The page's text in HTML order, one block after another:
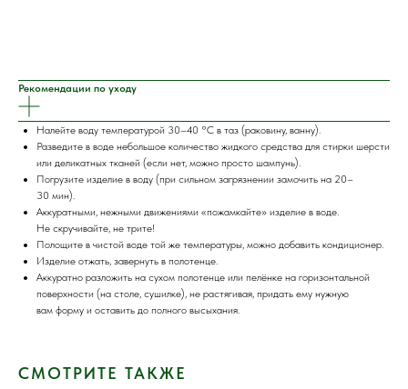
Рекомендации по уходу
Налейте воду температурой 30–40 °C в таз (раковину, ванну).
Разведите в воде небольшое количество жидкого средства для стирки шерсти
или деликатных тканей (если нет, можно просто шампунь).
Погрузите изделие в воду (при сильном загрязнении замочить на 20–
30 мин).
Аккуратными, нежными движениями «пожамкайте» изделие в воде.
Не скручивайте, не трите!
Полощите в чистой воде той же температуры, можно добавить кондиционер.
Изделие отжать, завернуть в полотенце.
Аккуратно разложить на сухом полотенце или пелёнке на горизонтальной
поверхности (на столе, сушилке), не растягивая, придать ему нужную
вам форму и оставить до полного высыхания.
СМОТРИТЕ ТАКЖЕ